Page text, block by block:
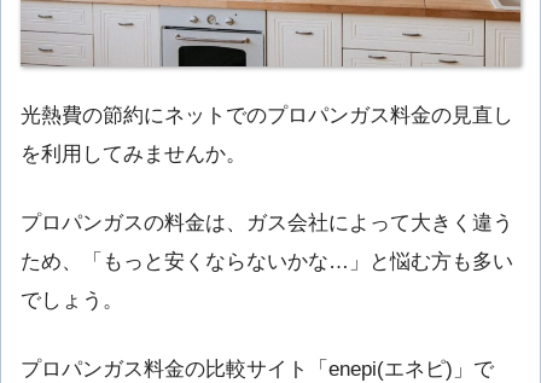
光熱費の節約にネットでのプロパンガス料金の見直し
を利用してみませんか。
プロパンガスの料金は、ガス会社によって大きく違う
ため、「もっと安くならないかな…」と悩む方も多い
でしょう。
プロパンガス料金の比較サイト「enepi(エネピ)」で